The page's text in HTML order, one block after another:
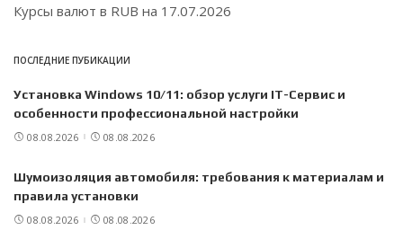
Курсы валют в RUB на 17.07.2026
ПОСЛЕДНИЕ ПУБИКАЦИИ
Установка Windows 10/11: обзор услуги IT-Сервис и
особенности профессиональной настройки
08.08.2026 08.08.2026
Шумоизоляция автомобиля: требования к материалам и
правила установки
08.08.2026 08.08.2026